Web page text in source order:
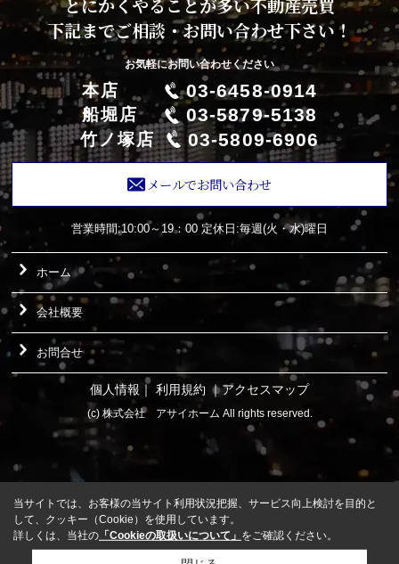
下記までご相談・お問い合わせ下さい！
お気軽にお問い合わせください
本店 03-6458-0914
船堀店 03-5879-5138
竹ノ塚店 03-5809-6906
メールでお問い合わせ
営業時間:10:00～19：00 定休日:毎週(火・水)曜日
ホーム
会社概要
お問合せ
個人情報 ｜ 利用規約 ｜アクセスマップ
(c) 株式会社 アサイホーム All rights reserved.
当サイトでは、お客様の当サイト利用状況把握、サービス向上検討を目的と
して、クッキー（Cookie）を使用しています。
詳しくは、当社の 「Cookieの取扱いについて」 をご確認ください。